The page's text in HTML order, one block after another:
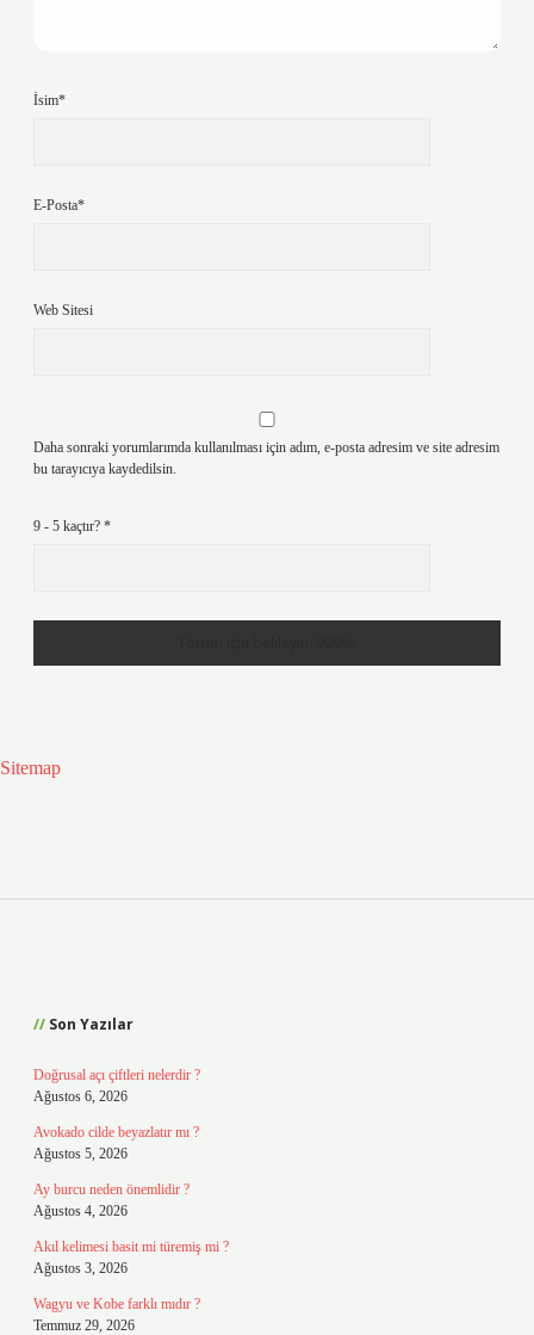
İsim*
E-Posta*
Web Sitesi
Daha sonraki yorumlarımda kullanılması için adım, e-posta adresim ve site adresim
bu tarayıcıya kaydedilsin.
9 - 5 kaçtır? *
Sitemap
Son Yazılar
Doğrusal açı çiftleri nelerdir ?
Ağustos 6, 2026
Avokado cilde beyazlatır mı ?
Ağustos 5, 2026
Ay burcu neden önemlidir ?
Ağustos 4, 2026
Akıl kelimesi basit mi türemiş mi ?
Ağustos 3, 2026
Wagyu ve Kobe farklı mıdır ?
Temmuz 29, 2026